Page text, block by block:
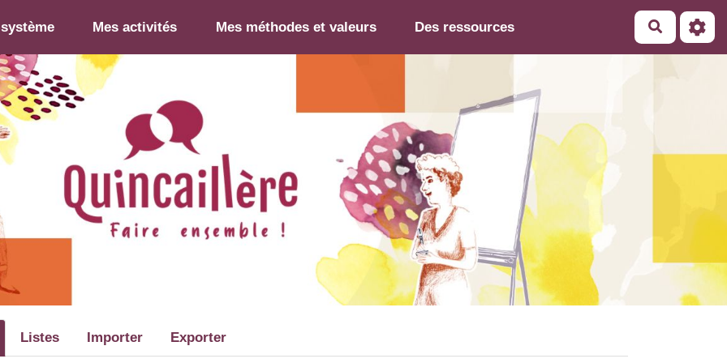
Mes activités Mes méthodes et valeurs Des ressources
Listes Importer Exporter